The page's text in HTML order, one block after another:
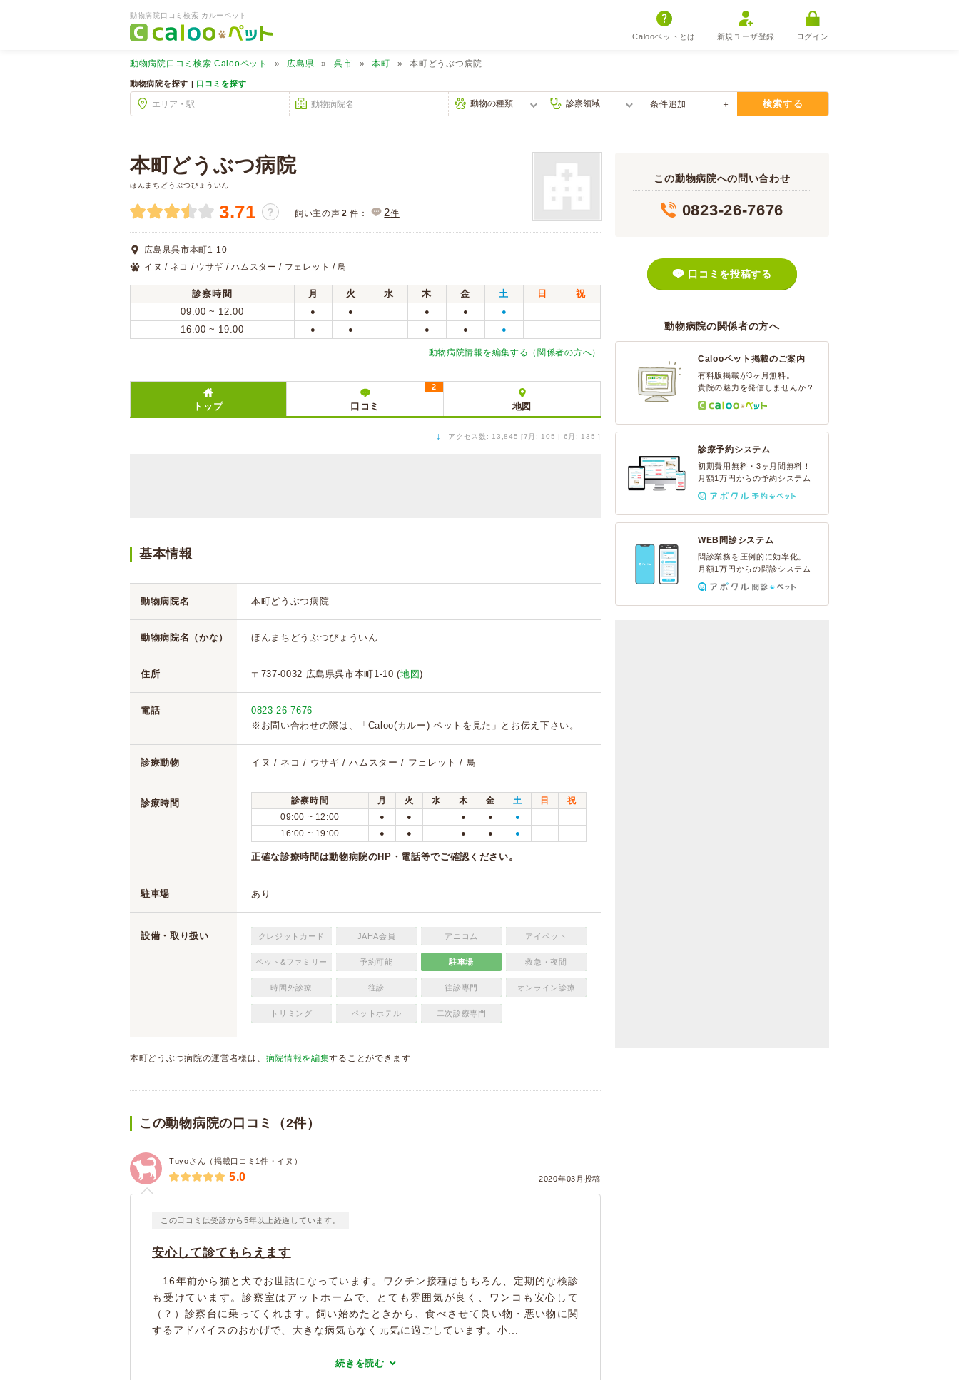
動物病院口コミ検索 カルーペット
Calooペットとは 新規ユーザ登録 ログイン
動物病院口コミ検索 Calooペット 広島県 呉市 本町 本町どうぶつ病院
動物病院を探す | 口コミを探す
条件追加 検索する
本町どうぶつ病院
ほんまちどうぶつびょういん
3.71 ？ 飼い主の声 2 件： 2件
広島県呉市本町1-10
イヌ / ネコ / ウサギ / ハムスター / フェレット / 鳥
診察時間 月 火 水 木 金 土 日
祝
09:00 ~ 12:00
● ● ● ● ●
16:00 ~ 19:00 ● ● ● ● ●
動物病院情報を編集する（関係者の方へ）
トップ 口コミ
2
地図
↓ アクセス数: 13,845 [7月: 105 | 6月: 135 ]
基本情報
動物病院名 本町どうぶつ病院
動物病院名（かな） ほんまちどうぶつびょういん
住所 〒737-0032 広島県呉市本町1-10 (地図)
電話
0823-26-7676
※お問い合わせの際は、「Caloo(カルー) ペットを見た」とお伝え下さい。
診療動物 イヌ / ネコ / ウサギ / ハムスター / フェレット / 鳥
診療時間 診察時間 月 火 水 木 金 土 日
祝
09:00 ~ 12:00
● ● ● ● ●
16:00 ~ 19:00 ● ● ● ● ●
正確な診療時間は動物病院のHP・電話等でご確認ください。
駐車場 あり
設備・取り扱い クレジットカード JAHA会員 アニコム アイペット
ペット&ファミリー 予約可能 駐車場 救急・夜間
時間外診療 往診 往診専門 オンライン診療
トリミング ペットホテル 二次診療専門
本町どうぶつ病院の運営者様は、 病院情報を編集することができます
この動物病院の口コミ（2件）
Tuyoさん（掲載口コミ1件・イヌ）
2020年03月投稿
5.0
この口コミは受診から5年以上経過しています。
安心して診てもらえます
16年前から猫と犬でお世話になっています。ワクチン接種はもちろん、定期的な検診
も受けています。診察室はアットホームで、とても雰囲気が良く、ワンコも安心して
（？）診察台に乗ってくれます。飼い始めたときから、食べさせて良い物・悪い物に関
するアドバイスのおかげで、大きな病気もなく元気に過ごしています。小...
続きを読む
この動物病院への問い合わせ
0823-26-7676
口コミを投稿する
動物病院の関係者の方へ
Calooペット掲載のご案内
有料版掲載が3ヶ月無料。
貴院の魅力を発信しませんか？
診療予約システム
初期費用無料・3ヶ月間無料！
月額1万円からの予約システム
WEB問診システム
問診業務を圧倒的に効率化。
月額1万円からの問診システム